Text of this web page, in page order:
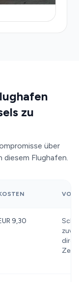
zu
über
Flughafen.
9,30